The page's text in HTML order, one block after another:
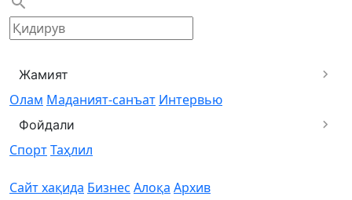
Жамият
Олам Маданият-санъат Интервью
Фойдали
СпортТаҳлил
Сайт хақида Бизнес Алоқа Архив